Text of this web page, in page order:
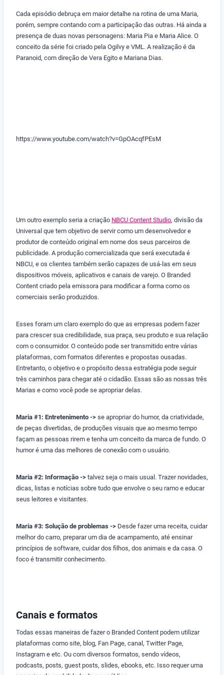
Cada episódio debruça em maior detalhe na rotina de uma Maria,
porém, sempre contando com a participação das outras. Há ainda a
presença de duas novas personagens: Maria Pia e Maria Alice. O
conceito da série foi criado pela Ogilvy e VML. A realização é da
Paranoid, com direção de Vera Egito e Mariana Dias.
https://www.youtube.com/watch?v=GpOAcqfPEsM
Um outro exemplo seria a criação NBCU Content Studio, divisão da
Universal que tem objetivo de servir como um desenvolvedor e
produtor de conteúdo original em nome dos seus parceiros de
publicidade. A produção comercializada que será executada é
NBCU, e os clientes também serão capazes de usá-las em seus
dispositivos móveis, aplicativos e canais de varejo. O Branded
Content criado pela emissora para modificar a forma como os
comerciais serão produzidos.
Esses foram um claro exemplo do que as empresas podem fazer
para crescer sua credibilidade, sua praça, seu produto e sua relação
com o consumidor. O conteúdo pode ser transmitido entre várias
plataformas, com formatos diferentes e propostas ousadas.
Entretanto, o objetivo e o propósito dessa estratégia pode seguir
três caminhos para chegar até o cidadão. Essas são as nossas três
Marias e como você pode se apropriar delas.
Maria #1: Entretenimento -> se apropriar do humor, da criatividade,
de peças divertidas, de produções visuais que ao mesmo tempo
façam as pessoas rirem e tenha um conceito da marca de fundo. O
humor é uma das melhores de conexão com o usuário.
Maria #2: Informação -> talvez seja o mais usual. Trazer novidades,
dicas, listas e notícias sobre tudo que envolve o seu ramo e educar
seus leitores e visitantes.
Maria #3: Solução de problemas -> Desde fazer uma receita, cuidar
melhor do carro, preparar um dia de acampamento, até ensinar
princípios de software, cuidar dos filhos, dos animais e da casa. O
foco é transmitir conhecimento.
Canais e formatos
Todas essas maneiras de fazer o Branded Content podem utilizar
plataformas como site, blog, Fan Page, canal, Twitter Page,
Instagram e etc. Ou com diversos formatos, sendo vídeos,
podcasts, posts, guest posts, slides, ebooks, etc. Isso requer uma